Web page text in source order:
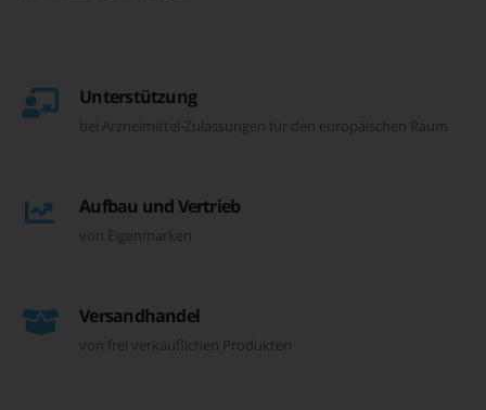
Unterstützung
bei Arzneimittel-Zulassungen für den europäischen Raum
Aufbau und Vertrieb
von Eigenmarken
Versandhandel
von frei verkäuflichen Produkten